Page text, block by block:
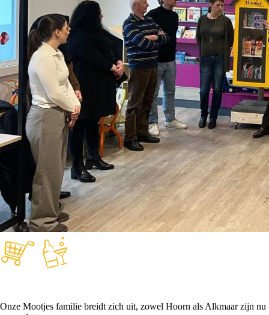
Onze Mootjes familie breidt zich uit, zowel Hoorn als Alkmaar zijn nu